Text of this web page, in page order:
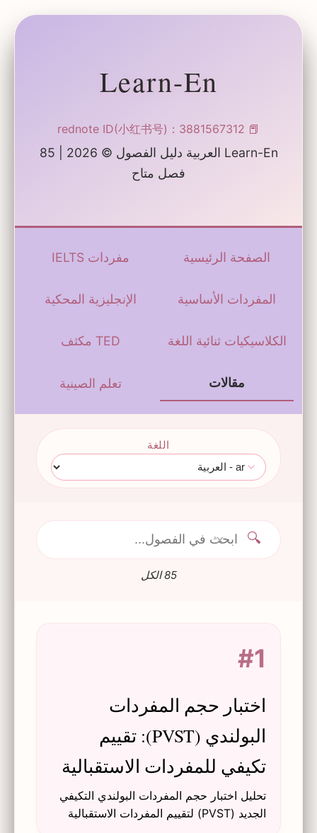
Learn-En
📕 rednote ID(小红书号)：3881567312
Learn-En العربية دليل الفصول © 2026 |
85
فصل متاح
الصفحة الرئيسية مفردات IELTS
المفردات الأساسية الإنجليزية المحكية
الكلاسيكيات ثنائية اللغة TED مكثف
مقالات تعلم الصينية
اللغة
🔍
✕
85 الكل
#1
اختبار حجم المفردات
البولندي (PVST): تقييم
تكيفي للمفردات الاستقبالية
تحليل اختبار حجم المفردات البولندي التكيفي
الجديد (PVST) لتقييم المفردات الاستقبالية